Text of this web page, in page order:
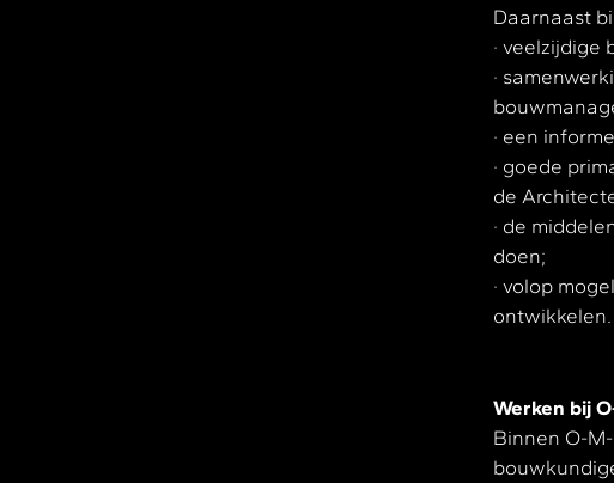
Daarnaast
· veelzijdige
·
· een
· goede
de
· de
doen;
· volop
ontwikkelen.
Werken bij
Binnen O-